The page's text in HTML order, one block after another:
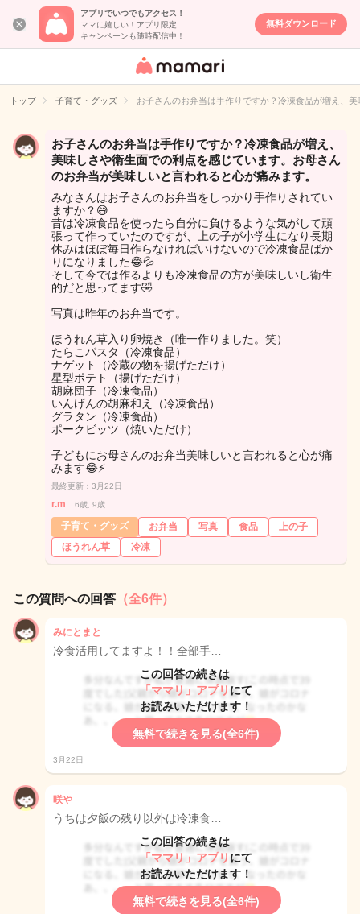
アプリでいつでもアクセス！
ママに嬉しい！アプリ限定
キャンペーンも随時配信中！
無料ダウンロード
女性専用匿名QA
イト
トップ 子育て・グッズ お子さんのお弁当は手作りですか？冷凍食品が増え、
お子さんのお弁当は手作りですか？冷凍食品が増え、
美味しさや衛生面での利点を感じています。お母さん
のお弁当が美味しいと言われると心が痛みます。
みなさんはお子さんのお弁当をしっかり手作りされてい
ますか？😅
昔は冷凍食品を使ったら自分に負けるような気がして頑
張って作っていたのですが、上の子が小学生になり長期
休みはほぼ毎日作らなければいけないので冷凍食品ばか
りになりました😂💦
そして今では作るよりも冷凍食品の方が美味しいし衛生
的だと思ってます🤣
写真は昨年のお弁当です。
ほうれん草入り卵焼き（唯一作りました。笑）
たらこパスタ（冷凍食品）
ナゲット（冷蔵の物を揚げただけ）
星型ポテト（揚げただけ）
胡麻団子（冷凍食品）
いんげんの胡麻和え（冷凍食品）
グラタン（冷凍食品）
ポークビッツ（焼いただけ）
子どもにお母さんのお弁当美味しいと言われると心が痛
みます😂⚡️
最終更新：3月22日
r.m 6歳, 9歳
子育て・グッズ お弁当 写真 食品
上の子
ほうれん草
冷凍
この質問への回答 （全6件）
みにとまと
冷食活用してますよ！！全部手…
この回答の続きは
「ママリ」アプリ にて
お読みいただけます！
無料で続きを見る(全6件)
3月22日
咲や
うちは夕飯の残り以外は冷凍食…
この回答の続きは
「ママリ」アプリ にて
お読みいただけます！
無料で続きを見る(全6件)